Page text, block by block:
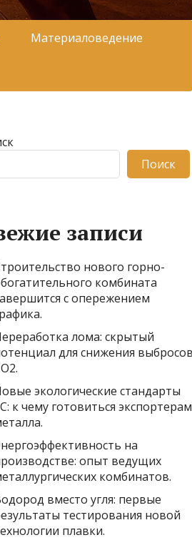
Материаловедение
Поиск
записи
нового горно-
комбината
с опережением
лома: скрытый
для снижения выбросов
экологические стандарты
к чему готовиться экспортерам
на
опыт ведущих
комбинатов.
вместо угля: первые
тестирования новой
плавки.